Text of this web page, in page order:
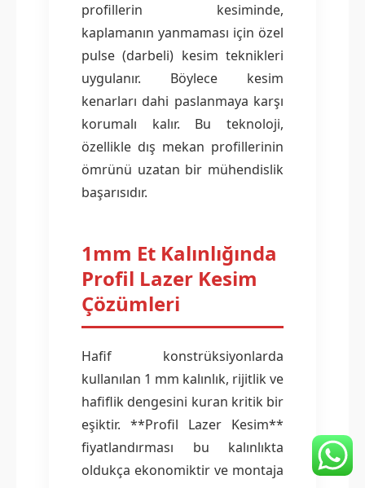
profillerin kesiminde,
kaplamanın yanmaması için özel
pulse (darbeli) kesim teknikleri
uygulanır. Böylece kesim
kenarları dahi paslanmaya karşı
korumalı kalır. Bu teknoloji,
özellikle dış mekan profillerinin
ömrünü uzatan bir mühendislik
başarısıdır.
1mm Et Kalınlığında
Profil Lazer Kesim
Çözümleri
Hafif konstrüksiyonlarda
kullanılan 1 mm kalınlık, rijitlik ve
hafiflik dengesini kuran kritik bir
eşiktir. **Profil Lazer Kesim**
fiyatlandırması bu kalınlıkta
oldukça ekonomiktir ve montaja